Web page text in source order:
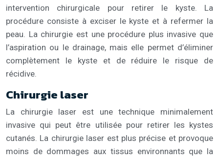
intervention chirurgicale pour retirer le kyste. La
procédure consiste à exciser le kyste et à refermer la
peau. La chirurgie est une procédure plus invasive que
l’aspiration ou le drainage, mais elle permet d’éliminer
complètement le kyste et de réduire le risque de
récidive.
Chirurgie laser
La chirurgie laser est une technique minimalement
invasive qui peut être utilisée pour retirer les kystes
cutanés. La chirurgie laser est plus précise et provoque
moins de dommages aux tissus environnants que la